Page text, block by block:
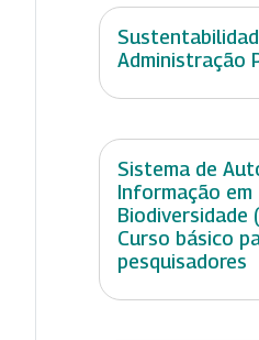
Administração
Sistema de
Informação em
Biodiversidade
Curso básico
pesquisadores